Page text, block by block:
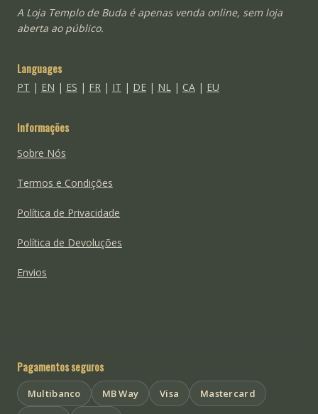
A Loja Templo de Buda é apenas venda online, sem loja
aberta ao público.
Languages
PT | EN | ES | FR| IT | DE| NL| CA| EU
Informações
Sobre Nós
Termos e Condições
Política de Privacidade
Política de Devoluções
Envios
Pagamentos seguros
Multibanco MB Way Visa
Mastercard